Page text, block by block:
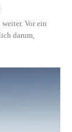
Vor ein
darum,